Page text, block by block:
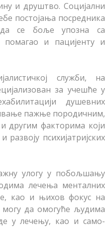
и друштво. Социјални
постојања посредника
се боље упозна са
помагао и пацијенту и
служби, на
за учешће у
душевних
пажње породичним,
другим факторима који
психијатријских
улогу у побољшању
лечења менталних
као и њихов фокус на
могу да омогуће људима
у лечењу, као и само-